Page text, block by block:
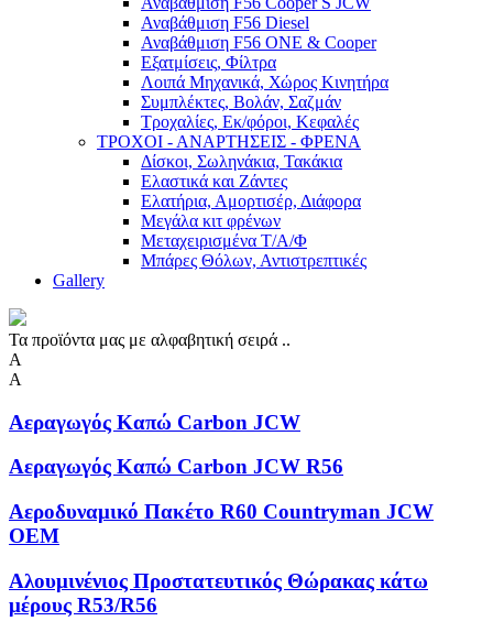
Αναβάθμιση F56 Diesel
Αναβάθμιση F56 ONE & Cooper
Εξατμίσεις, Φίλτρα
Λοιπά Μηχανικά, Χώρος Κινητήρα
Συμπλέκτες, Βολάν, Σαζμάν
Τροχαλίες, Εκ/φόροι, Κεφαλές
ΤΡΟΧΟΙ - ΑΝΑΡΤΗΣΕΙΣ - ΦΡΕΝΑ
Δίσκοι, Σωληνάκια, Τακάκια
Ελαστικά και Ζάντες
Ελατήρια, Αμορτισέρ, Διάφορα
Μεγάλα κιτ φρένων
Μεταχειρισμένα Τ/Α/Φ
Μπάρες Θόλων, Αντιστρεπτικές
Gallery
Τα προϊόντα μας με αλφαβητική σειρά ..
Α
Α
Αεραγωγός Καπώ Carbon JCW
Αεραγωγός Καπώ Carbon JCW R56
Αεροδυναμικό Πακέτο R60 Countryman JCW
OEM
Αλουμινένιος Προστατευτικός Θώρακας κάτω
μέρους R53/R56